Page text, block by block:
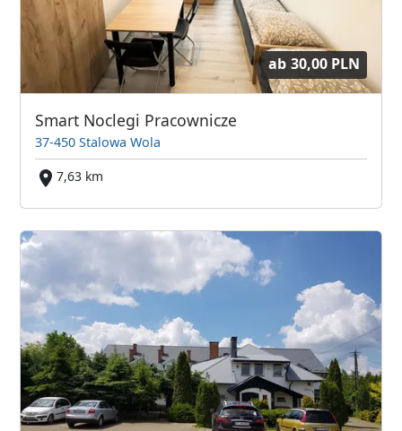
ab 30,00 PLN
Smart Noclegi Pracownicze
37-450 Stalowa Wola
7,63 km